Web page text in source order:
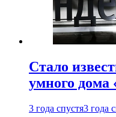
Стало
умного дома
3 года спустя3 года